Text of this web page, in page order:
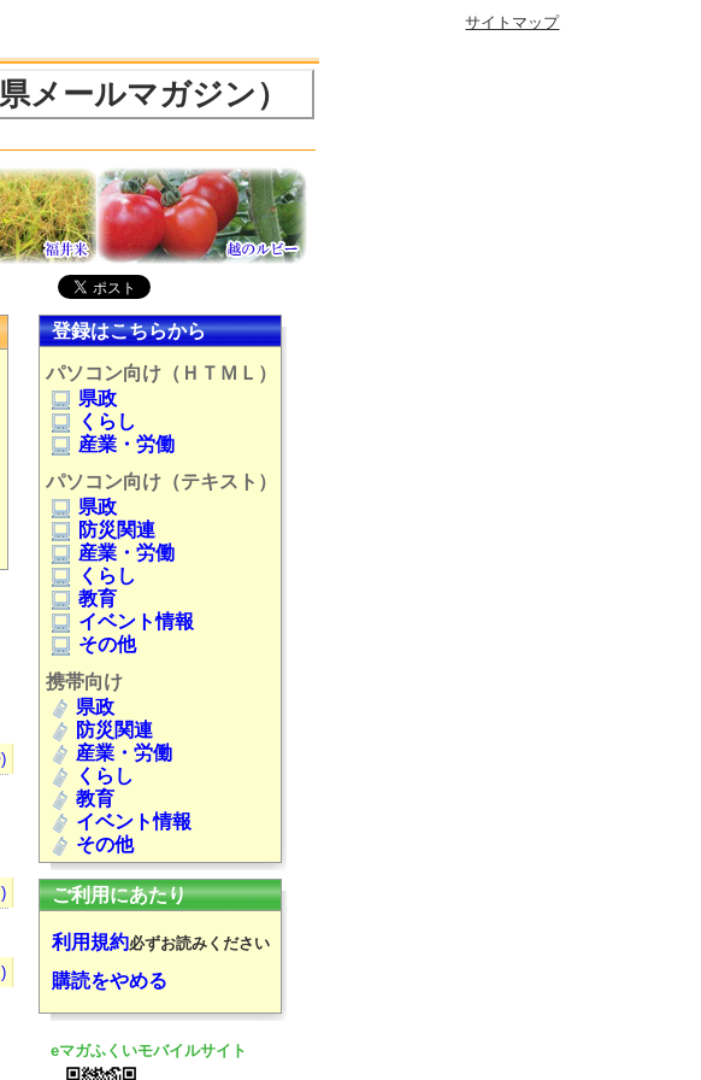
サイトマップ
メールマガジン）
登録はこちらから
パソコン向け（ＨＴＭＬ）
県政
くらし
産業・労働
パソコン向け（テキスト）
県政
防災関連
産業・労働
くらし
教育
イベント情報
その他
携帯向け
県政
防災関連
産業・労働
くらし
教育
イベント情報
その他
ご利用にあたり
利用規約必ずお読みください
購読をやめる
eマガふくいモバイルサイト